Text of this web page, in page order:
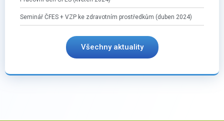
Seminář ČFES + VZP ke zdravotním prostředkům (duben 2024)
Všechny aktuality